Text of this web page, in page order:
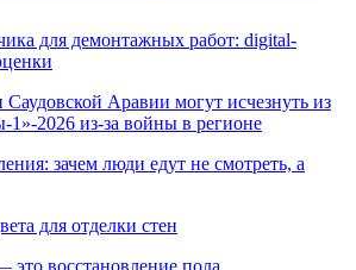
для демонтажных работ: digital-
Аравии могут исчезнуть из
1»-2026 из-за войны в регионе
зачем люди едут не смотреть, а
для отделки стен
восстановление пола